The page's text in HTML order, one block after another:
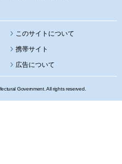
このサイトについて
携帯サイト
広告について
Government. All rights reserved.